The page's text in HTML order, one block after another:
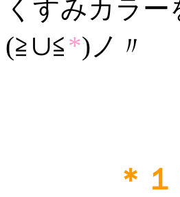
くすみカラ
(≧∪≦*)ノ〃
＊